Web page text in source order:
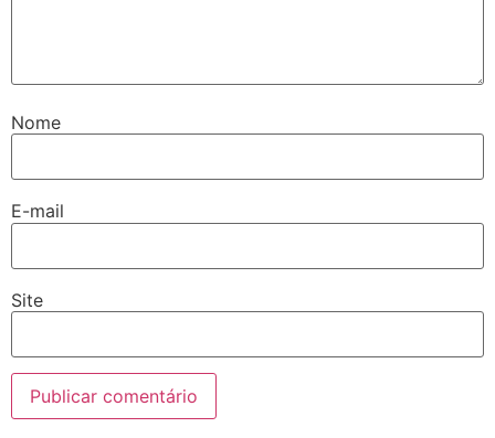
Nome
E-mail
Site